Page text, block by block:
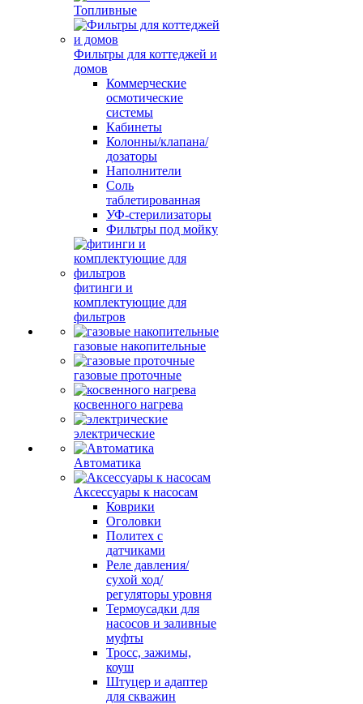
Топливные
Фильтры для коттеджей и
домов
Коммерческие
осмотические
системы
Кабинеты
Колонны/клапана/
дозаторы
Наполнители
Соль
таблетированная
УФ-стерилизаторы
Фильтры под мойку
фитинги и
комплектующие для
фильтров
газовые накопительные
газовые проточные
косвенного нагрева
электрические
Автоматика
Аксессуары к насосам
Коврики
Оголовки
Политех с
датчиками
Реле давления/
сухой ход/
регуляторы уровня
Термоусадки для
насосов и заливные
муфты
Тросс, зажимы,
коуш
Штуцер и адаптер
для скважин